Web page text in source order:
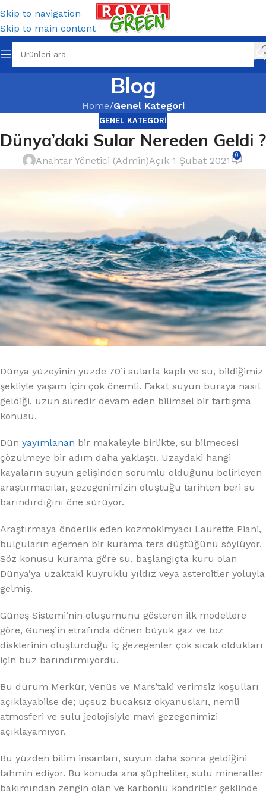
Skip to navigation
Skip to main content
Blog
Home/Genel Kategori
GENEL KATEGORI
Dünya’daki Sular Nereden Geldi ?
Anahtar Yönetici (Admin)Açık 1 Şubat 2021 0
Dünya yüzeyinin yüzde 70’i sularla kaplı ve su, bildiğimiz
şekliyle yaşam için çok önemli. Fakat suyun buraya nasıl
geldiği, uzun süredir devam eden bilimsel bir tartışma
konusu.
Dün yayımlanan bir makaleyle birlikte, su bilmecesi
çözülmeye bir adım daha yaklaştı. Uzaydaki hangi
kayaların suyun gelişinden sorumlu olduğunu belirleyen
araştırmacılar, gezegenimizin oluştuğu tarihten beri su
barındırdığını öne sürüyor.
Araştırmaya önderlik eden kozmokimyacı Laurette Piani,
bulguların egemen bir kurama ters düştüğünü söylüyor.
Söz konusu kurama göre su, başlangıçta kuru olan
Dünya’ya uzaktaki kuyruklu yıldız veya asteroitler yoluyla
gelmiş.
Güneş Sistemi’nin oluşumunu gösteren ilk modellere
göre, Güneş’in etrafında dönen büyük gaz ve toz
disklerinin oluşturduğu iç gezegenler çok sıcak oldukları
için buz barındırmıyordu.
Bu durum Merkür, Venüs ve Mars’taki verimsiz koşulları
açıklayabilse de; uçsuz bucaksız okyanusları, nemli
atmosferi ve sulu jeolojisiyle mavi gezegenimizi
açıklayamıyor.
Bu yüzden bilim insanları, suyun daha sonra geldiğini
tahmin ediyor. Bu konuda ana şüpheliler, sulu mineraller
bakımından zengin olan ve karbonlu kondritler şeklinde